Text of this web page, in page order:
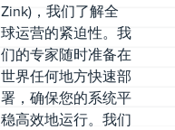
Zink)，我们了解全
球运营的紧迫性。我
们的专家随时准备在
世界任何地方快速部
署，确保您的系统平
稳高效地运行。我们